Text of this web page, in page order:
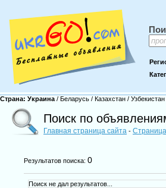
Страна: Украина / Беларусь / Казахстан / Узбекистан
Поиск по
Главная страница сайта -
Результатов поиска: 0
Поиск не дал результатов...